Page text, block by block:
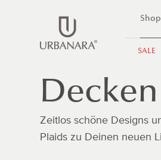
Shop
SALE
Zeitlos schöne Designs
Plaids zu Deinen neuen